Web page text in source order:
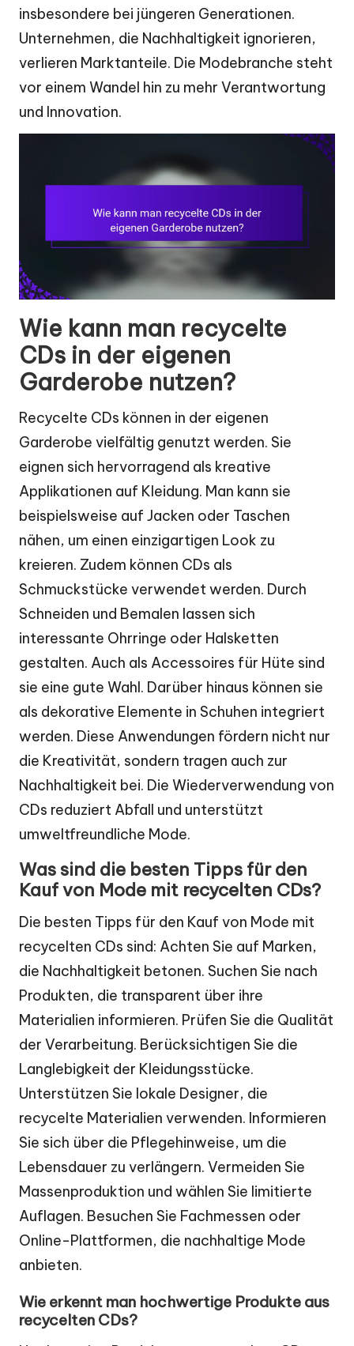
insbesondere bei jüngeren Generationen.
Unternehmen, die Nachhaltigkeit ignorieren,
verlieren Marktanteile. Die Modebranche steht
vor einem Wandel hin zu mehr Verantwortung
und Innovation.
Wie kann man recycelte
CDs in der eigenen
Garderobe nutzen?
Recycelte CDs können in der eigenen
Garderobe vielfältig genutzt werden. Sie
eignen sich hervorragend als kreative
Applikationen auf Kleidung. Man kann sie
beispielsweise auf Jacken oder Taschen
nähen, um einen einzigartigen Look zu
kreieren. Zudem können CDs als
Schmuckstücke verwendet werden. Durch
Schneiden und Bemalen lassen sich
interessante Ohrringe oder Halsketten
gestalten. Auch als Accessoires für Hüte sind
sie eine gute Wahl. Darüber hinaus können sie
als dekorative Elemente in Schuhen integriert
werden. Diese Anwendungen fördern nicht nur
die Kreativität, sondern tragen auch zur
Nachhaltigkeit bei. Die Wiederverwendung von
CDs reduziert Abfall und unterstützt
umweltfreundliche Mode.
Was sind die besten Tipps für den
Kauf von Mode mit recycelten CDs?
Die besten Tipps für den Kauf von Mode mit
recycelten CDs sind: Achten Sie auf Marken,
die Nachhaltigkeit betonen. Suchen Sie nach
Produkten, die transparent über ihre
Materialien informieren. Prüfen Sie die Qualität
der Verarbeitung. Berücksichtigen Sie die
Langlebigkeit der Kleidungsstücke.
Unterstützen Sie lokale Designer, die
recycelte Materialien verwenden. Informieren
Sie sich über die Pflegehinweise, um die
Lebensdauer zu verlängern. Vermeiden Sie
Massenproduktion und wählen Sie limitierte
Auflagen. Besuchen Sie Fachmessen oder
Online-Plattformen, die nachhaltige Mode
anbieten.
Wie erkennt man hochwertige Produkte aus
recycelten CDs?